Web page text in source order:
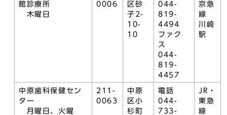
館診療所
木曜日
0006
区砂
子2-
10-
10
044-
819-
4494
ファク
ス
044-
819-
4457
京急
線
川崎
駅
中原歯科保健セン
ター
月曜日、火曜
211-
0063
中原
区小
杉町
電話
044-
733-
JR・
東急
線